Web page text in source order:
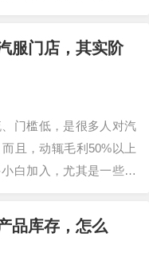
向出发去思考。1、从产
卖点、产品属性两个方
消费者的利益，让人看
服门店，其实阶
门槛低，是很多人对汽
且，动辄毛利50%以上
白加入，尤其是一些连
银，反正汽车都需要保
这样，其实却忘了综合
品库存，怎么